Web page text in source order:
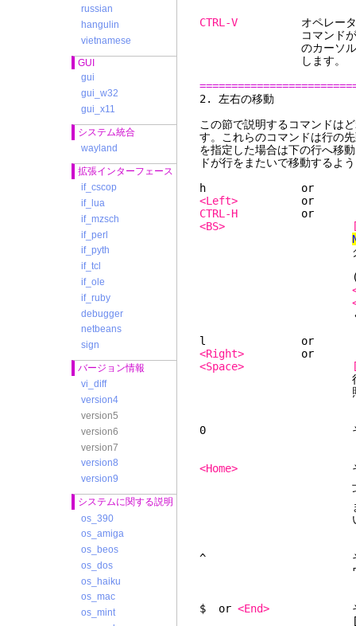
russian
hangulin
vietnamese
GUI
gui
gui_w32
gui_x11
システム統合
wayland
拡張インターフェース
if_cscop
if_lua
if_mzsch
if_perl
if_pyth
if_tcl
if_ole
if_ruby
debugger
netbeans
sign
バージョン情報
vi_diff
version4
version5
version6
version7
version8
version9
システムに関する説明
os_390
os_amiga
os_beos
os_dos
os_haiku
os_mac
os_mint
CTRL-V オペレータコマン
コマンドがブロック単
のカーソル位置を端点
します。
2. 左
この節で説明するコマンドは
す。これらのコマンドは行の
を指定した場合は下の行へ移
ドが行をまたいで移動するよ
h
<Left>
CTRL-H
<BS>
グを使って
くださ
l
<Right>
<Space>
行末での挙動を
照して下
0 その行の最初
<Home> その行の最初
であれば)。他のほ
まりま
いは
^ その行の最初の
ウントは無
$ or <End> その行の最
[count - 1] 行下、